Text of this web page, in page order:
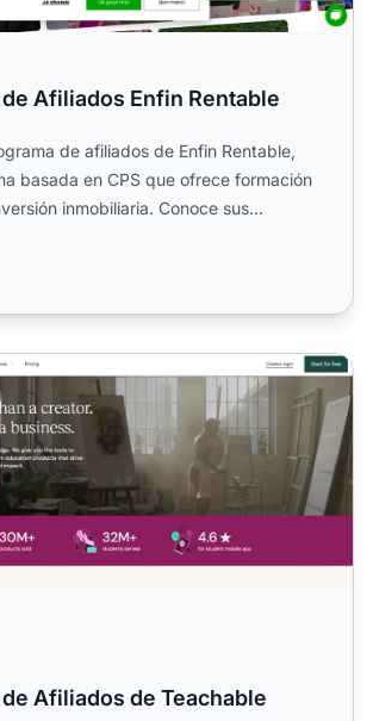
Afiliados Enfin Rentable
de afiliados de Enfin Rentable,
basada en CPS que ofrece formación
inmobiliaria. Conoce sus
de Teachable
Afiliados de Teachable